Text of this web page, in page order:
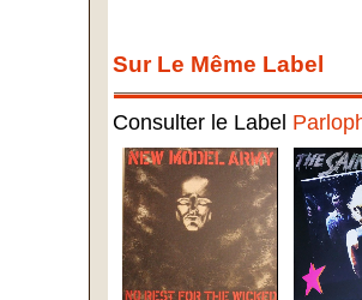
Sur Le Même Label
Consulter le Label